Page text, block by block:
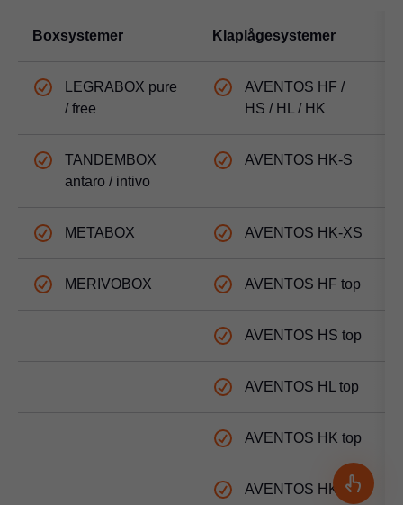
Boxsystemer Klaplågesystemer
LEGRABOX pure
/ free
AVENTOS HF /
HS / HL / HK
TANDEMBOX
antaro / intivo
AVENTOS HK-S
METABOX AVENTOS HK-XS
MERIVOBOX AVENTOS HF top
AVENTOS HS top
AVENTOS HL top
AVENTOS HK top
AVENTOS HKi